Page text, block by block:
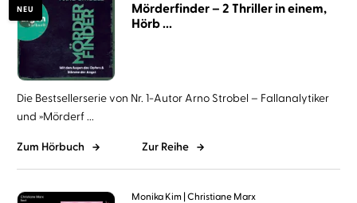
NEU
Mörderfinder – 2 Thriller in einem,
Hörb ...
Die Bestsellerserie von Nr. 1-Autor Arno Strobel – Fallanalytiker
und »Mörderf ...
Zum Hörbuch Zur Reihe
Monika Kim Christiane Marx